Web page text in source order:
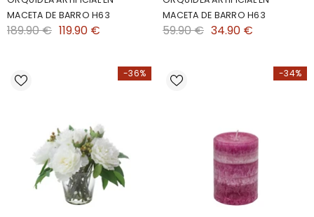
MACETA DE BARRO H63
189.90 € 119.90 €
MACETA DE BARRO H63
59.90 € 34.90 €
-36% -34%